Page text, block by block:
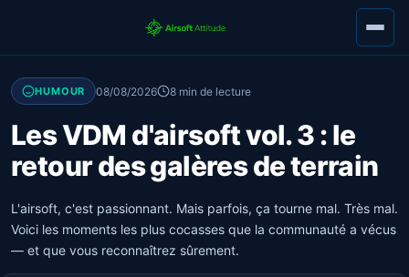
HUMOUR 08/08/2026 8 min de lecture
Les VDM d'airsoft vol. 3 : le
retour des galères de terrain
L'airsoft, c'est passionnant. Mais parfois, ça tourne mal. Très mal.
Voici les moments les plus cocasses que la communauté a vécus
— et que vous reconnaîtrez sûrement.